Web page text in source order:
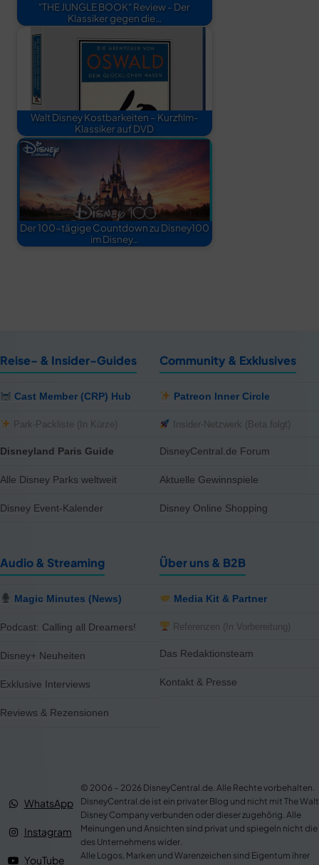
"THE JUNGLE BOOK" Review - Der
Klassiker gegen die…
Walt Disney Kostbarkeiten – Kurzfilm-
Klassiker auf DVD
Der 100-tägige Countdown zu Disney100
im Disney…
Reise- & Insider-Guides
Cast Member (CRP) Hub
Park-Packliste (In Kürze)
Disneyland Paris Guide
Alle Disney Parks weltweit
Disney Event-Kalender
Community & Exklusives
Patreon Inner Circle
Insider-Netzwerk (Beta folgt)
DisneyCentral.de Forum
Aktuelle Gewinnspiele
Disney Online Shopping
Audio & Streaming
Magic Minutes (News)
Podcast: Calling all Dreamers!
Disney+ Neuheiten
Exklusive Interviews
Reviews & Rezensionen
Über uns & B2B
Media Kit & Partner
Referenzen (In Vorbereitung)
Das Redaktionsteam
Kontakt & Presse
WhatsApp
Instagram
YouTube
© 2006 – 2026 DisneyCentral.de. Alle Rechte vorbehalten.
DisneyCentral.de ist ein privater Blog und nicht mit The Walt
Disney Company verbunden oder dieser zugehörig. Alle
Meinungen und Ansichten sind privat und spiegeln nicht die
des Unternehmens wider.
Alle Logos, Marken und Warenzeichen sind Eigentum ihrer